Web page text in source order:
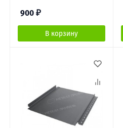
900 ₽
В корзину